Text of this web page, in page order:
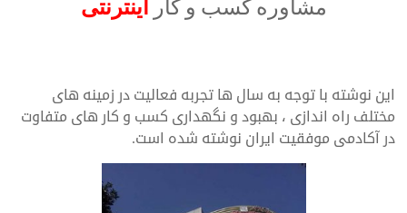
مشاوره کسب و کار اینترنتی
این نوشته با توجه به سال ها تجربه فعالیت در زمینه های
مختلف راه اندازی ، بهبود و نگهداری کسب و کار های متفاوت
در آکادمی موفقیت ایران نوشته شده است.